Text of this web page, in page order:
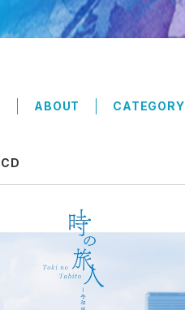
ABOUT CATEGORY
CD